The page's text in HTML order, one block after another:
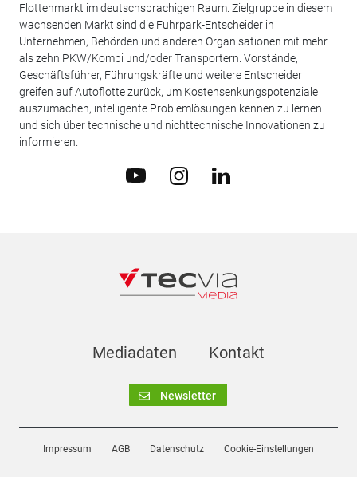
Flottenmarkt im deutschsprachigen Raum. Zielgruppe in diesem
wachsenden Markt sind die Fuhrpark-Entscheider in
Unternehmen, Behörden und anderen Organisationen mit mehr
als zehn PKW/Kombi und/oder Transportern. Vorstände,
Geschäftsführer, Führungskräfte und weitere Entscheider
greifen auf Autoflotte zurück, um Kostensenkungspotenziale
auszumachen, intelligente Problemlösungen kennen zu lernen
und sich über technische und nichttechnische Innovationen zu
informieren.
Mediadaten Kontakt
Newsletter
Impressum AGB Datenschutz Cookie-Einstellungen